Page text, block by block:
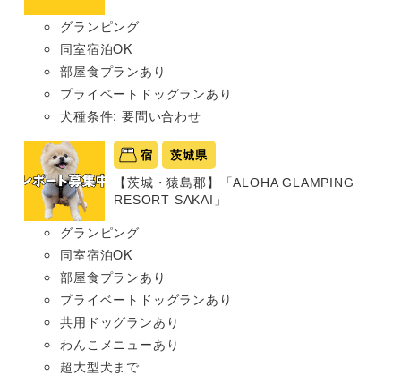
グランピング
同室宿泊OK
部屋食プランあり
プライベートドッグランあり
犬種条件: 要問い合わせ
宿 茨城県
【茨城・猿島郡】「ALOHA GLAMPING
RESORT SAKAI」
グランピング
同室宿泊OK
部屋食プランあり
プライベートドッグランあり
共用ドッグランあり
わんこメニューあり
超大型犬まで